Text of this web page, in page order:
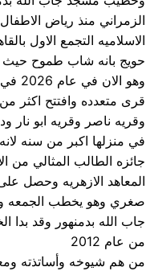
الزمراني منذ رياض
الاسلاميه التجمع الاول
حويج بانه شاب طموح حيث
قرى متعدده وافتتح اكثر
وقريه ناصر وقريه ابو نار
في منزلها اكبر من سنه
جائزه الطالب المثالي
المعاهد الازهريه وحصل
صغري وهو يخطب الجمعه
من عام 2012
من هم شيوخه وأساتذته